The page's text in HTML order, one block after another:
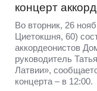
концерт
Во вторник, 26
Циетокшня, 60)
аккордеонистов
руководитель
Латвии»,
концерта – в 12:00.